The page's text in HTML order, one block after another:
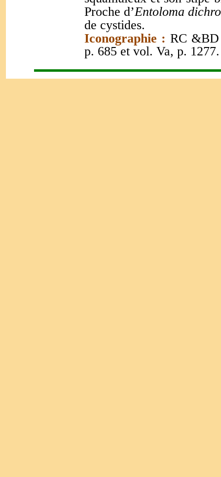
Proche d’Entoloma
de cystides.
Iconographie : RC &BD
p. 685 et vol. Va, p. 1277.